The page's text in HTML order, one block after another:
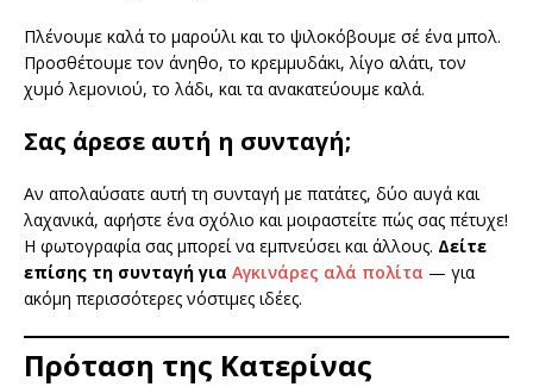
Πλένουμε καλά το μαρούλι και το ψιλοκόβουμε σέ ένα μπολ.
Προσθέτουμε τον άνηθο, το κρεμμυδάκι, λίγο αλάτι, τον
χυμό λεμονιού, το λάδι, και τα ανακατεύουμε καλά.
Σας άρεσε αυτή η συνταγή;
Αν απολαύσατε αυτή τη συνταγή με πατάτες, δύο αυγά και
λαχανικά, αφήστε ένα σχόλιο και μοιραστείτε πώς σας πέτυχε!
Η φωτογραφία σας μπορεί να εμπνεύσει και άλλους. Δείτε
επίσης τη συνταγή για Αγκινάρες αλά πολίτα — για
ακόμη περισσότερες νόστιμες ιδέες.
Πρόταση της Κατερίνας